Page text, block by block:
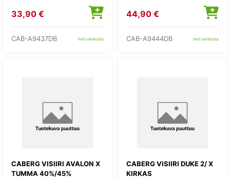
33,90 €
CAB-A9437DB heti verkosta
44,90 €
CAB-A9444DB heti verkosta
CABERG VISIIRI AVALON X
TUMMA 40%/45%
CABERG VISIIRI DUKE 2/ X
KIRKAS